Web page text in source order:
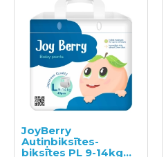
JoyBerry
Autiņbiksītes-
biksītes PL 9-14kg